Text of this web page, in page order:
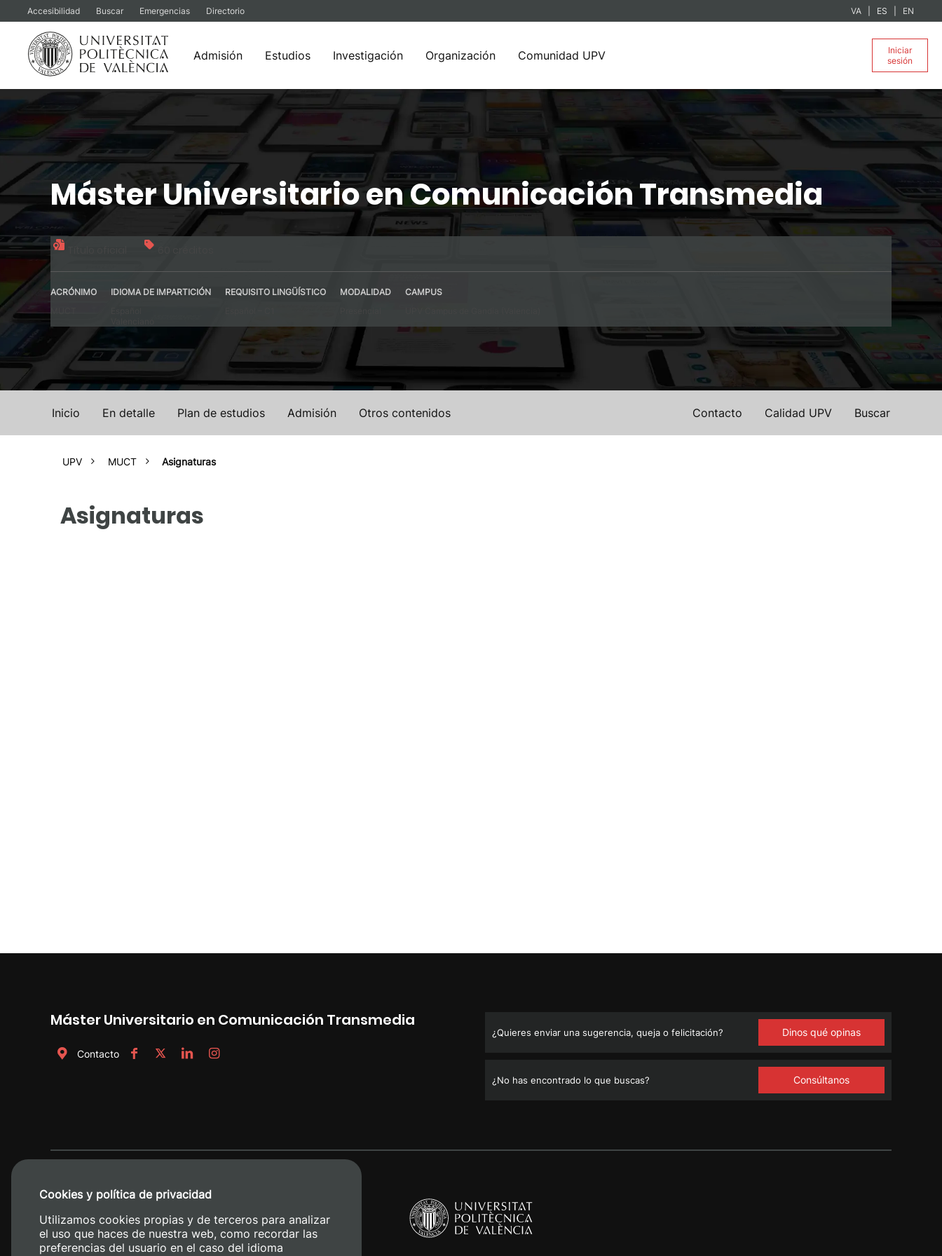
Accesibilidad Buscar Emergencias Directorio VA ES EN
Admisión Estudios Investigación Organización Comunidad UPV
Iniciar
sesión
contenido
Máster Universitario en Comunicación Transmedia
ACRÓNIMO
IDIOMA DE IMPARTICIÓN
REQUISITO LINGÜÍSTICO
MODALIDAD
CAMPUS
Inicio En detalle Plan de estudios Admisión Otros contenidos Buscar
Calidad UPV
Contacto
UPV MUCT Asignaturas
Asignaturas
Máster Universitario en Comunicación Transmedia
Contacto
¿Quieres enviar una sugerencia, queja o felicitación? Dinos qué opinas
¿No has encontrado lo que buscas? Consúltanos
Cookies y política de privacidad
Utilizamos cookies propias y de terceros para analizar
el uso que haces de nuestra web, como recordar las
preferencias del usuario en el caso del idioma